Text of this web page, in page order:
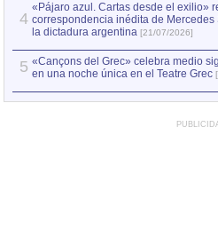
4
«Pájaro azul. Cartas desde el exilio»
correspondencia inédita de Mercedes
la dictadura argentina [21/07/2026]
5 «Cançons del Grec» celebra medio
en una noche única en el Teatre Grec